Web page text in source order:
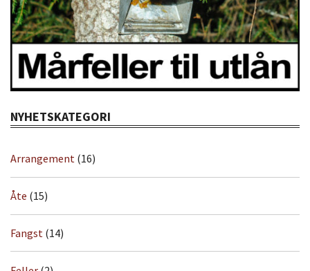
NYHETSKATEGORI
Arrangement (16)
Åte (15)
Fangst (14)